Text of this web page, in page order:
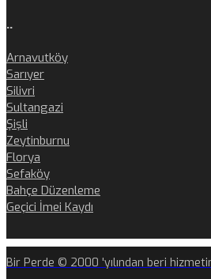
..
Arnavutköy
Sarıyer
Silivri
Sultangazi
Şişli
Zeytinburnu
Florya
Sefaköy
Bahçe Düzenleme
Geçici İmei Kaydı
Bir Perde © 2000 'yılından beri